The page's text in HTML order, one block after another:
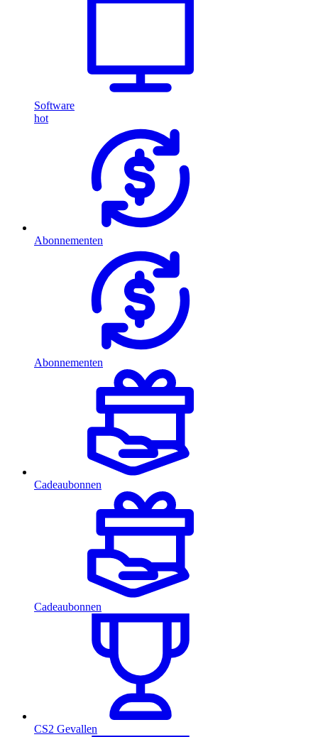
Software
hot
Abonnementen
Abonnementen
Cadeaubonnen
Cadeaubonnen
CS2 Gevallen